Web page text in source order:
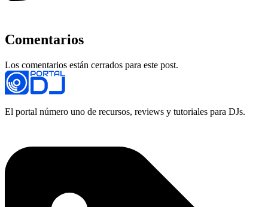
Comentarios
Los comentarios están cerrados para este post.
El portal número uno de recursos, reviews y tutoriales para DJs.